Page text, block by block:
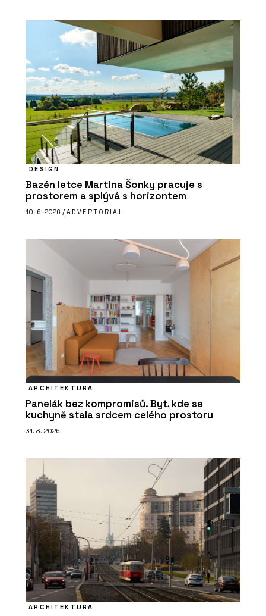
DESIGN
Bazén letce Martina Šonky pracuje s
prostorem a splývá s horizontem
10. 6. 2026 / ADVERTORIAL
ARCHITEKTURA
Panelák bez kompromisů. Byt, kde se
kuchyně stala srdcem celého prostoru
31. 3. 2026
ARCHITEKTURA